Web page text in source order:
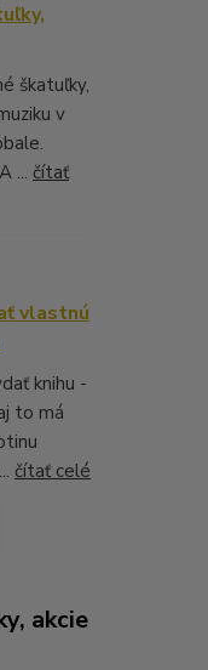
škatuľky,
v
... čítať
vlastnú
knihu -
to má
čítať celé
akcie